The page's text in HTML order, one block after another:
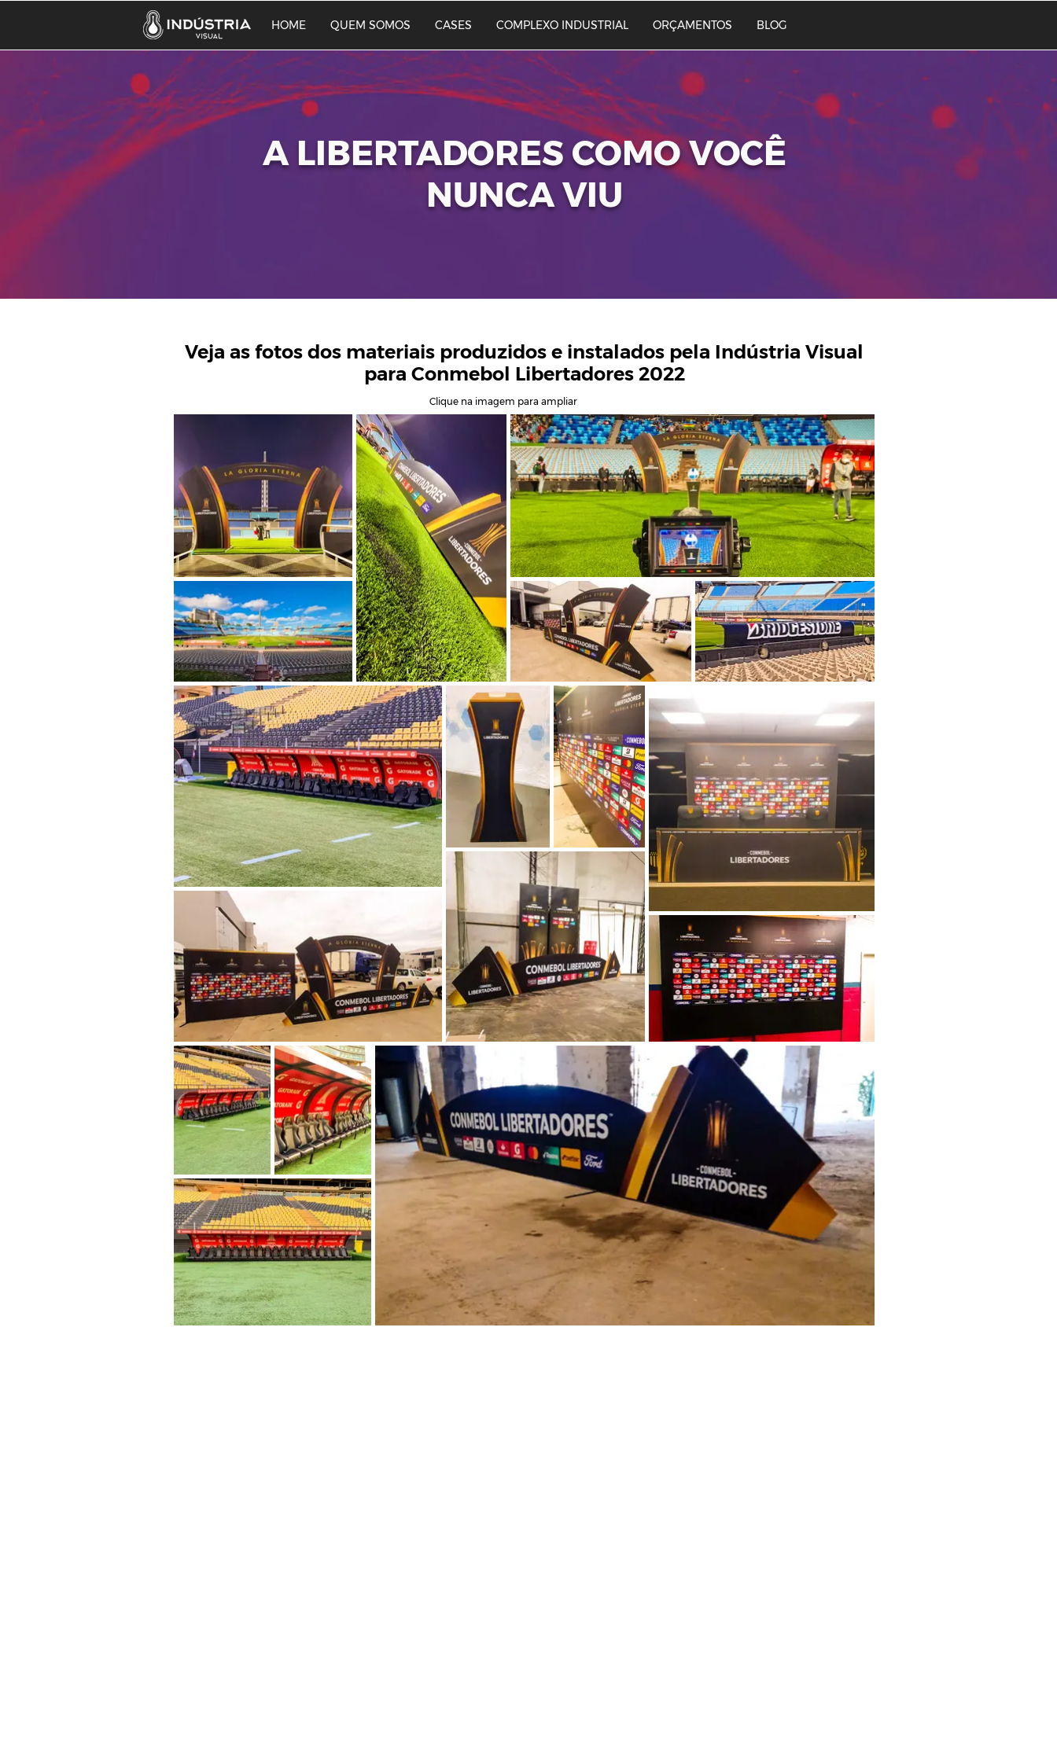
HOME QUEM SOMOS CASES COMPLEXO INDUSTRIAL ORÇAMENTOS BLOG
A LIBERTADORES COMO VOCÊ
NUNCA VIU
Veja as fotos dos materiais produzidos e instalados pela Indústria Visual
para Conmebol Libertadores 2022
Clique na imagem para ampliar